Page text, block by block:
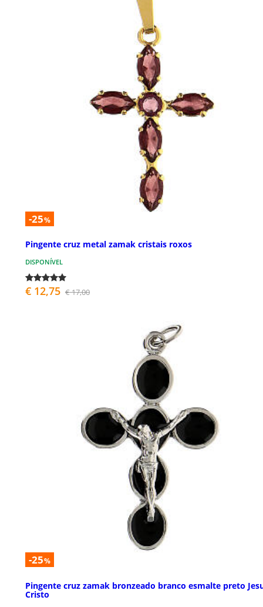
-25%
Pingente cruz metal zamak cristais roxos
DISPONÍVEL
€ 12,75 € 17,00
-25%
Pingente cruz zamak bronzeado branco esmalte preto
Cristo